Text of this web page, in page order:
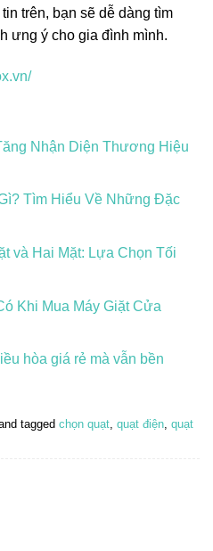
trên, bạn sẽ dễ dàng tìm
ưng ý cho gia đình mình.
Nhận Diện Thương Hiệu
Tìm Hiểu Về Những Đặc
và Hai Mặt: Lựa Chọn Tối
Khi Mua Máy Giặt Cửa
hòa giá rẻ mà vẫn bền
tagged chọn quạt, quạt điện, quạt